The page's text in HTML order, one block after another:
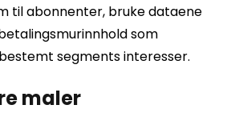
til abonnenter, bruke dataene
som
segments interesser.
maler